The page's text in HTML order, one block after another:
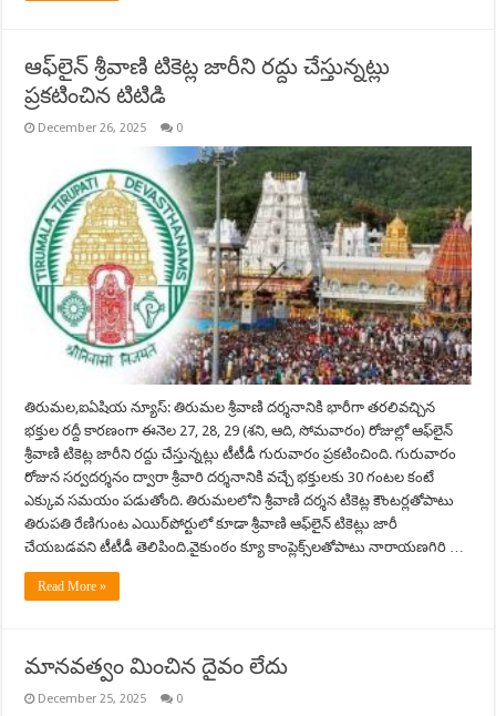
ఆఫ్‌లైన్ శ్రీ‌వాణి టికెట్ల జారీని రద్దు చేస్తున్నట్లు
ప్రకటించిన టిటిడి
December 26, 2025 0
తిరుమల,ఐఏషియ న్యూస్: తిరుమల శ్రీవాణి దర్శనానికి భారీగా తరలివచ్చిన
భక్తుల ర‌ద్దీ కార‌ణంగా ఈనెల 27, 28, 29 (శ‌ని, ఆది, సోమ‌వారం) రోజుల్లో ఆఫ్‌లైన్
శ్రీ‌వాణి టికెట్ల జారీని రద్దు చేస్తున్నట్లు టీటీడీ గురువారం ప్రకటించింది. గురువారం
రోజున సర్వదర్శనం ద్వారా శ్రీవారి దర్శనానికి వచ్చే భక్తులకు 30 గంటల కంటే
ఎక్కువ సమయం పడుతోంది. తిరుమలలోని శ్రీవాణి దర్శన టికెట్ల కౌంటర్లతోపాటు
తిరుపతి రేణిగుంట ఎయిర్‌పోర్టులో కూడా శ్రీవాణి ఆఫ్‌లైన్ టికెట్లు జారీ
చేయబడవని టీటీడీ తెలిపింది.వైకుంఠం క్యూ కాంప్లెక్స్‌లతోపాటు నారాయణగిరి …
Read More »
మానవత్వం మించిన దైవం లేదు
December 25, 2025 0